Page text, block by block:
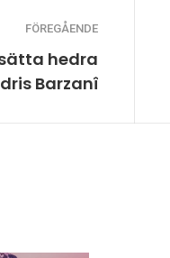
FÖREGÅENDE
hedra
Barzanî